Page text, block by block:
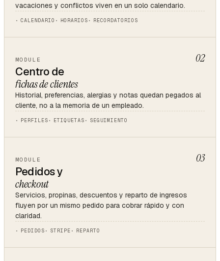
vacaciones y conflictos viven en un solo calendario.
CALENDARIO HORARIOS RECORDATORIOS
MODULE 02
Centro de
fichas de clientes
Historial, preferencias, alergias y notas quedan pegados al
cliente, no a la memoria de un empleado.
PERFILES ETIQUETAS SEGUIMIENTO
MODULE 03
Pedidos y
checkout
Servicios, propinas, descuentos y reparto de ingresos
fluyen por un mismo pedido para cobrar rápido y con
claridad.
PEDIDOS STRIPE REPARTO